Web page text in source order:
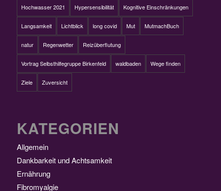
Hochwasser 2021 Hypersensibilität Kognitive Einschränkungen
Langsamkeit Lichtblick long covid Mut MutmachBuch
natur Regenwetter Reizüberflutung
Vortrag Selbsthilfegruppe Birkenfeld waldbaden Wege finden
Ziele Zuversicht
KATEGORIEN
Allgemein
Dankbarkeit und Achtsamkeit
Ernährung
Fibromyalgie